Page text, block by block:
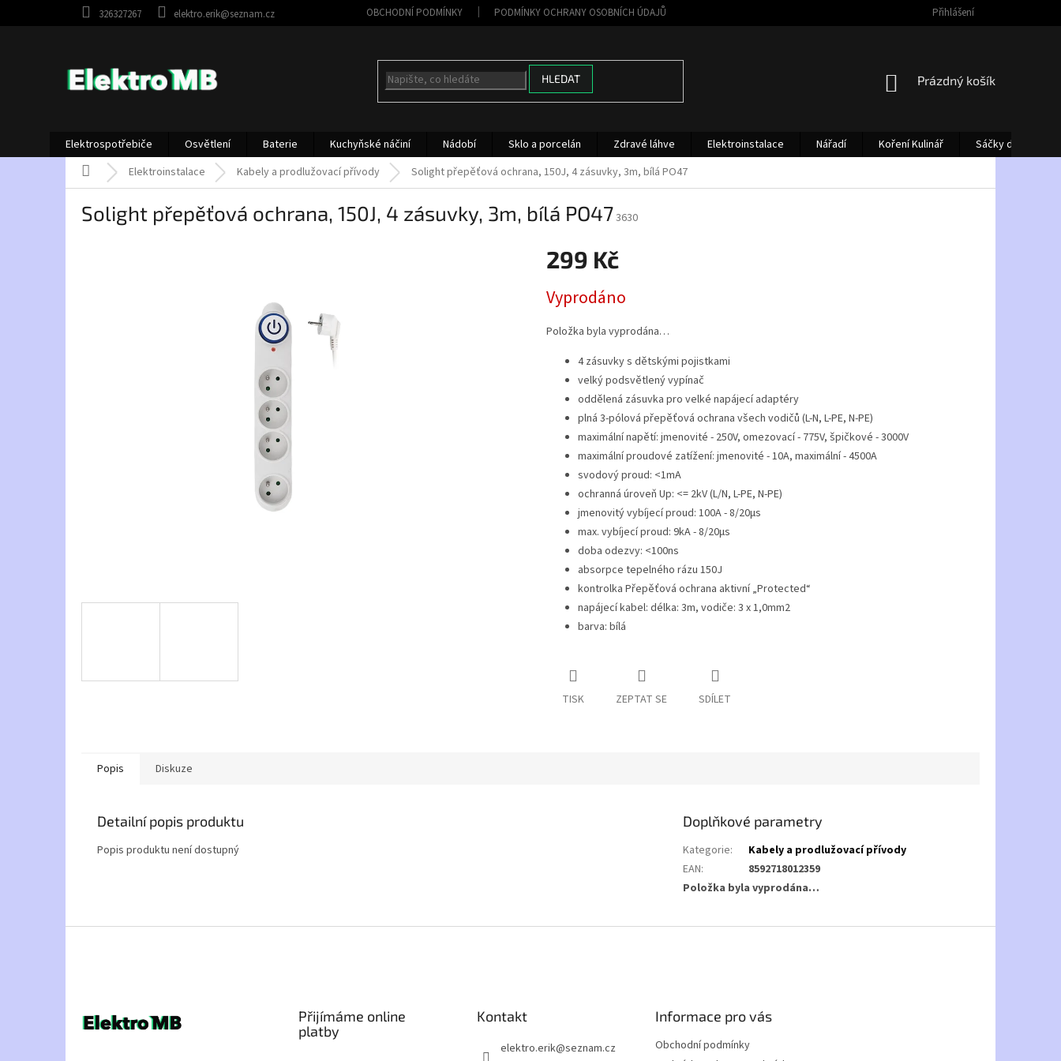
326327267 elektro.erik@seznam.cz OBCHODNÍ PODMÍNKY PODMÍNKY OCHRANY OSOBNÍCH ÚDAJŮ Přihlášení
HLEDAT
NÁKUPNÍ
Prázdný košík
Elektrospotřebiče Osvětlení Baterie Kuchyňské náčiní Nádobí Sklo a porcelán Zdravé láhve Elektroinstalace Nářadí Koření Kulinář
Sáčky do
Domů
Elektroinstalace Kabely a prodlužovací přívody Solight přepěťová ochrana, 150J, 4 zásuvky, 3m, bílá PO47
Solight přepěťová ochrana, 150J, 4 zásuvky, 3m, bílá PO473630
299 Kč
cena:
Vyprodáno
Položka byla vyprodána…
4 zásuvky s dětskými pojistkami
velký podsvětlený vypínač
oddělená zásuvka pro velké napájecí adaptéry
plná 3-pólová přepěťová ochrana všech vodičů (L-N, L-PE, N-PE)
maximální napětí: jmenovité - 250V, omezovací - 775V, špičkové - 3000V
maximální proudové zatížení: jmenovité - 10A, maximální - 4500A
svodový proud: <1mA
ochranná úroveň Up: <= 2kV (L/N, L-PE, N-PE)
jmenovitý vybíjecí proud: 100A - 8/20µs
max. vybíjecí proud: 9kA - 8/20µs
doba odezvy: <100ns
absorpce tepelného rázu 150J
kontrolka Přepěťová ochrana aktivní „Protected“
napájecí kabel: délka: 3m, vodiče: 3 x 1,0mm2
barva: bílá
TISK ZEPTAT SE SDÍLET
Popis Diskuze
Detailní popis produktu
Popis produktu není dostupný
Doplňkové parametry
Kategorie:
Kabely a prodlužovací přívody
EAN:
8592718012359
Položka byla vyprodána…
Přijímáme online
platby
Kontakt
elektro.erik@seznam.cz
Informace pro vás
Obchodní podmínky